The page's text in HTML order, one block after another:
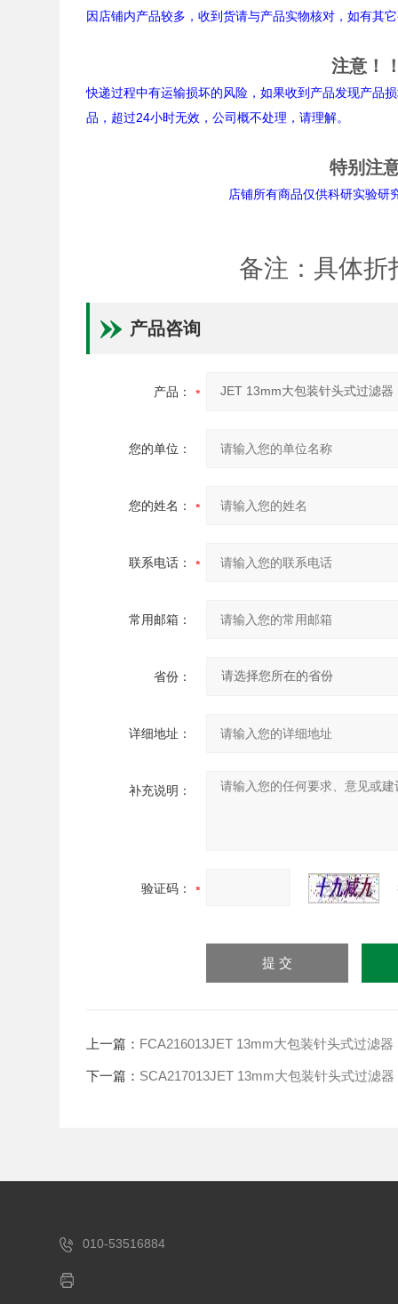
因店铺内产品较多，收到货请与产品实物核对，如有其
注意！
快递过程中有运输损坏的风险，如果收到产品发现产品
品，超过24小时无效，公司概不处理，请理解。
特别注
店铺所有商品仅供科研实验研究用途。
备注：具体折
产品咨询
产品：
您的单位：
您的姓名：
联系电话：
常用邮箱：
省份：
详细地址：
补充说明：
验证码：
上一篇： FCA216013JET 13mm大包装针头式过滤器
下一篇： SCA217013JET 13mm大包装针头式过滤
010-53516884